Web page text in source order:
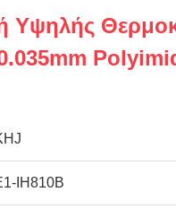
Υψηλής
IH810B